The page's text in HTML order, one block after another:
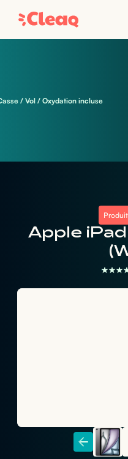
/ Vol / Oxydation incluse
Apple iPad